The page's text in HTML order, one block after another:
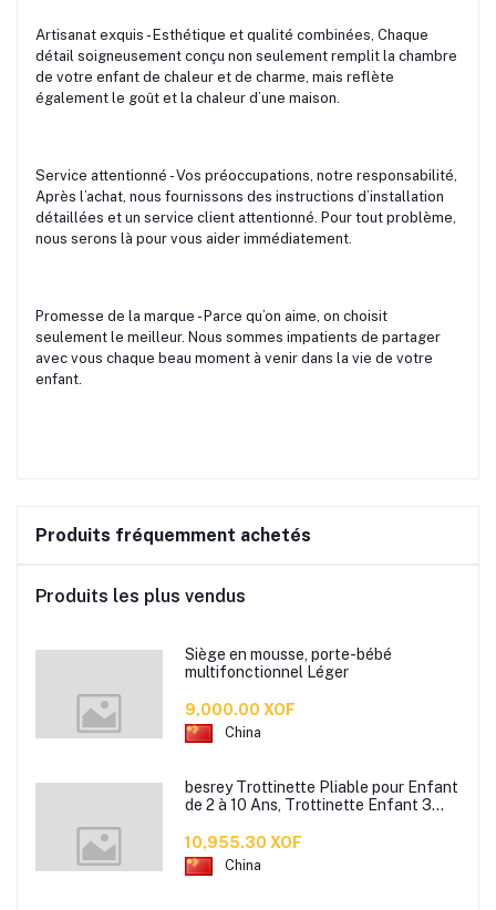
Artisanat exquis - Esthétique et qualité combinées, Chaque
détail soigneusement conçu non seulement remplit la chambre
de votre enfant de chaleur et de charme, mais reflète
également le goût et la chaleur d’une maison.
Service attentionné - Vos préoccupations, notre responsabilité,
Après l’achat, nous fournissons des instructions d’installation
détaillées et un service client attentionné. Pour tout problème,
nous serons là pour vous aider immédiatement.
Promesse de la marque - Parce qu’on aime, on choisit
seulement le meilleur. Nous sommes impatients de partager
avec vous chaque beau moment à venir dans la vie de votre
enfant.
Produits fréquemment achetés
Produits les plus vendus
Siège en mousse, porte-bébé
multifonctionnel Léger
9,000.00 XOF
China
besrey Trottinette Pliable pour Enfant
de 2 à 10 Ans, Trottinette Enfant 3
Lumineuses, Hauteur réglable
10,955.30 XOF
China